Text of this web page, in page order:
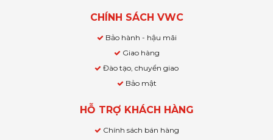
CHÍNH SÁCH VWC
Bảo hành - hậu mãi
Giao hàng
Đào tạo, chuyển giao
Bảo mật
HỖ TRỢ KHÁCH HÀNG
Chính sách bán hàng